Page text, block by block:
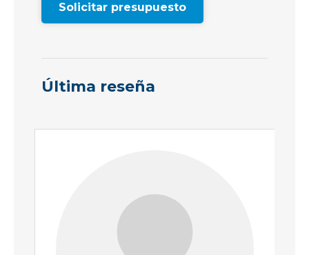
Solicitar presupuesto
Última reseña